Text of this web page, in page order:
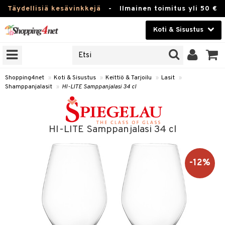
Täydellisiä kesävinkkejä - Ilmainen toimitus yli 50 €
Koti & Sisustus
Kauneudenhoito
Piilolinssit
Luontaistuotteet
Koti & Sisustus
Lelut, Lapsi & Vauva
Tuotemerkkejä
Kampanjat
Shopping4net » Koti & Sisustus » Keittiö & Tarjoilu » Lasit »
Shamppanjalasit » HI-LITE Samppanjalasi 34 cl
HI-LITE Samppanjalasi 34 cl
-12%
Tee & Espresso